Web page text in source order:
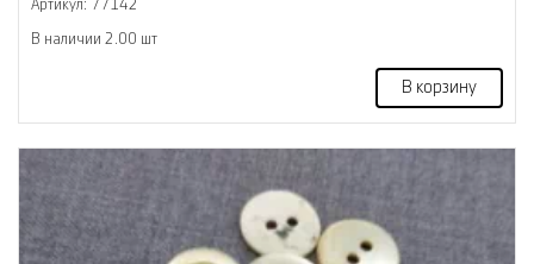
Артикул: 77142
В наличии 2.00 шт
В корзину